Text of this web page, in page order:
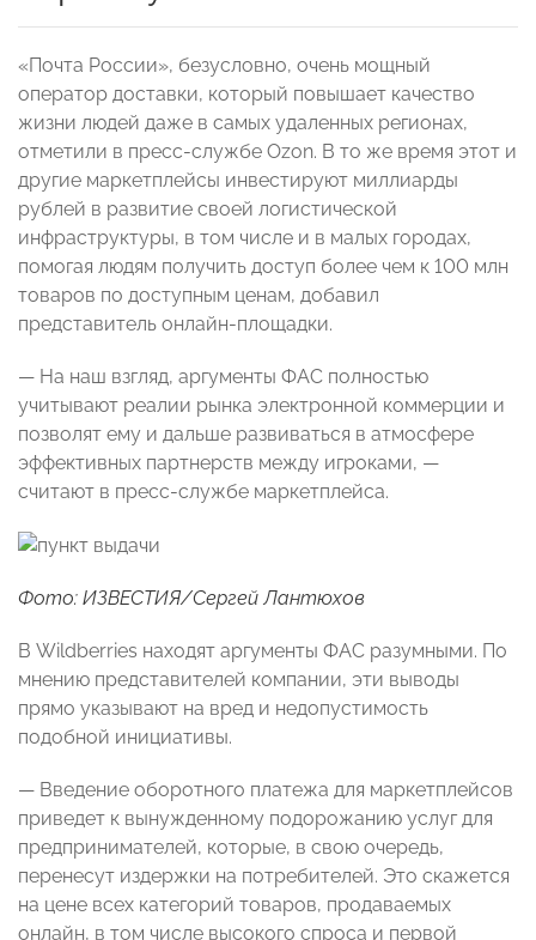
«Почта России», безусловно, очень мощный
оператор доставки, который повышает качество
жизни людей даже в самых удаленных регионах,
отметили в пресс-службе Ozon. В то же время этот и
другие маркетплейсы инвестируют миллиарды
рублей в развитие своей логистической
инфраструктуры, в том числе и в малых городах,
помогая людям получить доступ более чем к 100 млн
товаров по доступным ценам, добавил
представитель онлайн-площадки.
— На наш взгляд, аргументы ФАС полностью
учитывают реалии рынка электронной коммерции и
позволят ему и дальше развиваться в атмосфере
эффективных партнерств между игроками, —
считают в пресс-службе маркетплейса.
Фото: ИЗВЕСТИЯ/Сергей Лантюхов
В Wildberries находят аргументы ФАС разумными. По
мнению представителей компании, эти выводы
прямо указывают на вред и недопустимость
подобной инициативы.
— Введение оборотного платежа для маркетплейсов
приведет к вынужденному подорожанию услуг для
предпринимателей, которые, в свою очередь,
перенесут издержки на потребителей. Это скажется
на цене всех категорий товаров, продаваемых
онлайн, в том числе высокого спроса и первой